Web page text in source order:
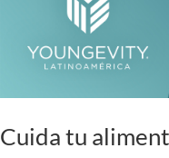
Cuida tu